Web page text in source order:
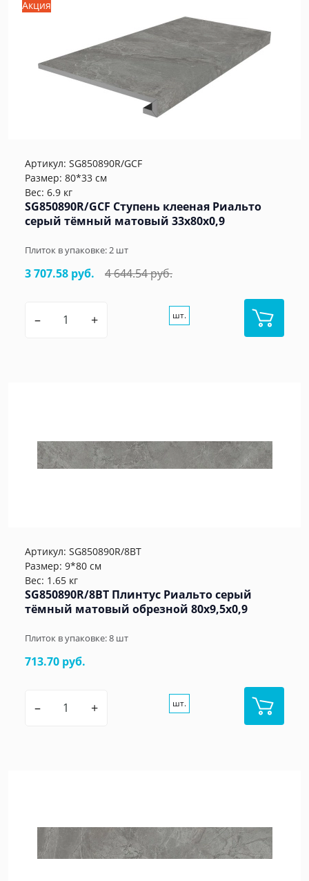
Акция
Артикул: SG850890R/GCF
Размер: 80*33 см
Вес: 6.9 кг
SG850890R/GCF Ступень клееная Риальто
серый тёмный матовый 33x80x0,9
Плиток в упаковке: 2 шт
3 707.58 руб. 4 644.54 руб.
– + шт.
Артикул: SG850890R/8BT
Размер: 9*80 см
Вес: 1.65 кг
SG850890R/8BT Плинтус Риальто серый
тёмный матовый обрезной 80x9,5x0,9
Плиток в упаковке:8 шт
713.70 руб.
– + шт.